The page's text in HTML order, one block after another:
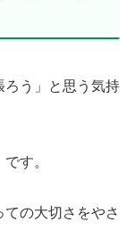
ろう」と思う気持
す。
の大切さをやさ